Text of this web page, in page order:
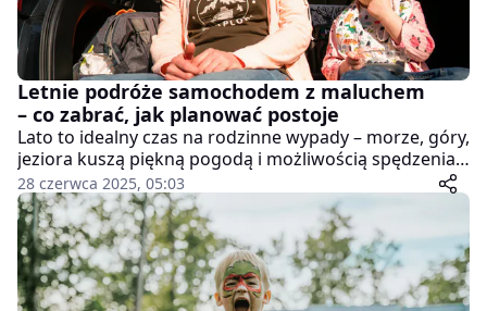
Letnie podróże samochodem z maluchem
– co zabrać, jak planować postoje
Lato to idealny czas na rodzinne wypady – morze, góry,
jeziora kuszą piękną pogodą i możliwością spędzenia
czasu na świeżym powietrzu. Jednak zanim dotrzemy
do celu, czeka nas niejednokrotnie dłuższa podróż
samochodem. A jeśli mamy w aucie małego pasażera –
planowanie wyprawy zyskuje zupełnie nowy wymiar.
Jak się przygotować, by podróż była bezpieczna,
komfortowa i… spokojna?
28 czerwca 2025, 05:03